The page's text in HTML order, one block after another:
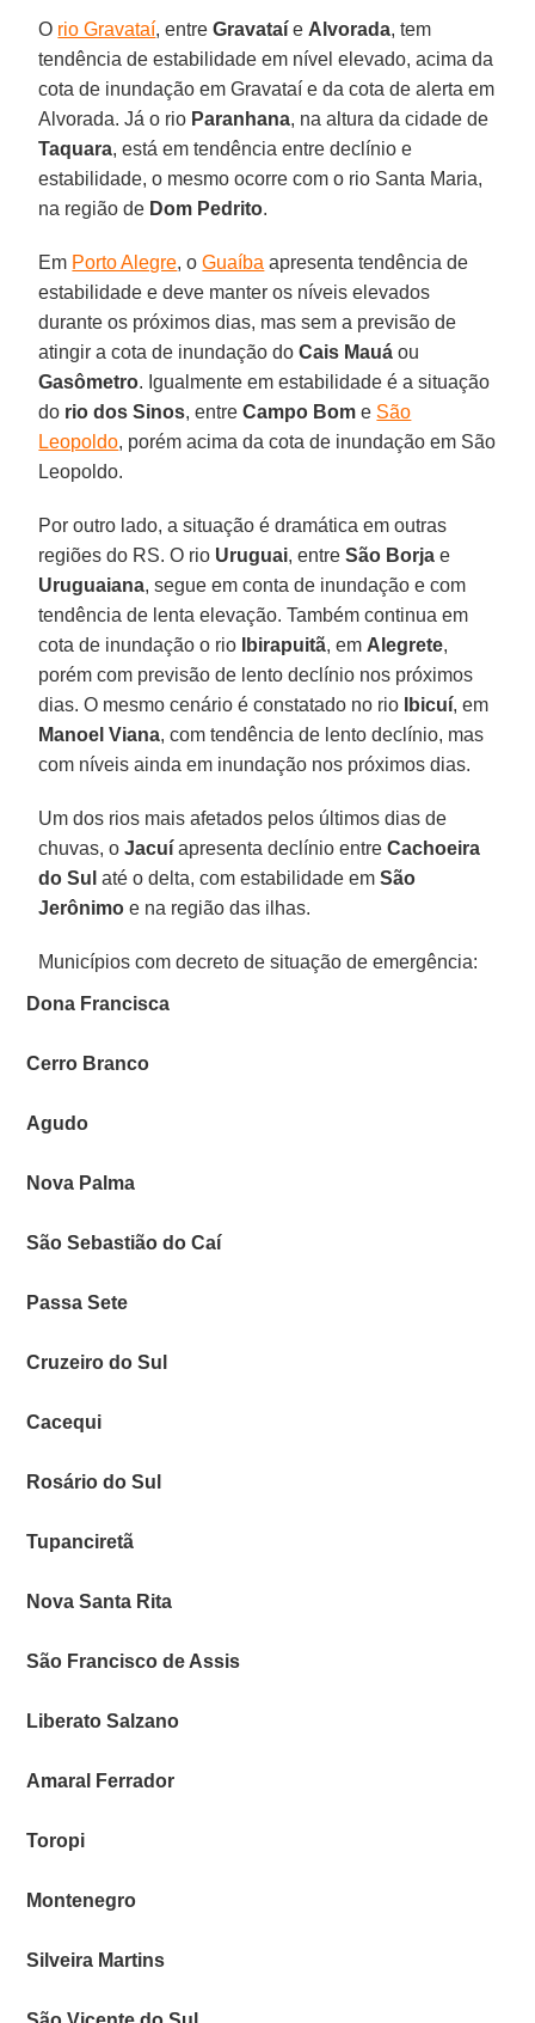
O rio Gravataí, entreGravataí e Alvorada, tem
tendência de estabilidade em nível elevado, acima da
cota de inundação em Gravataí e da cota de alerta em
Alvorada. Já o rio Paranhana, na altura da cidade de
Taquara, está em tendência entre declínio e
estabilidade, o mesmo ocorre com o rio Santa Maria,
na região de Dom Pedrito.
Em Porto Alegre, oGuaíba apresenta tendência de
estabilidade e deve manter os níveis elevados
durante os próximos dias, mas sem a previsão de
atingir a cota de inundação doCais Mauá ou
Gasômetro. Igualmente em estabilidade é a situação
do rio dos Sinos, entreCampo Bom e São
Leopoldo, porém acima da cota de inundação em São
Leopoldo.
Por outro lado, a situação é dramática em outras
regiões do RS. O rio Uruguai, entreSão Borja e
Uruguaiana, segue em conta de inundação e com
tendência de lenta elevação. Também continua em
cota de inundação o rio
Ibirapuitã, em Alegrete,
porém com previsão de lento declínio nos próximos
dias. O mesmo cenário é constatado no rio Ibicuí, em
Manoel Viana, com tendência de lento declínio, mas
com níveis ainda em inundação nos próximos dias.
Um dos rios mais afetados pelos últimos dias de
chuvas, oJacuí apresenta declínio entreCachoeira
do Sul até o delta, com estabilidade emSão
Jerônimo e na região das ilhas.
Municípios com decreto de situação de emergência:
Dona Francisca
Cerro Branco
Agudo
Nova Palma
São Sebastião do Caí
Passa Sete
Cruzeiro do Sul
Cacequi
Rosário do Sul
Tupanciretã
Nova Santa Rita
São Francisco de Assis
Liberato Salzano
Amaral Ferrador
Toropi
Montenegro
Silveira Martins